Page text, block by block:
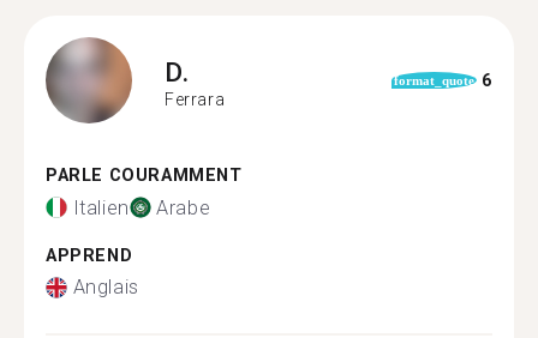
D.
Ferrara
format_quote 6
PARLE COURAMMENT
Italien Arabe
APPREND
Anglais